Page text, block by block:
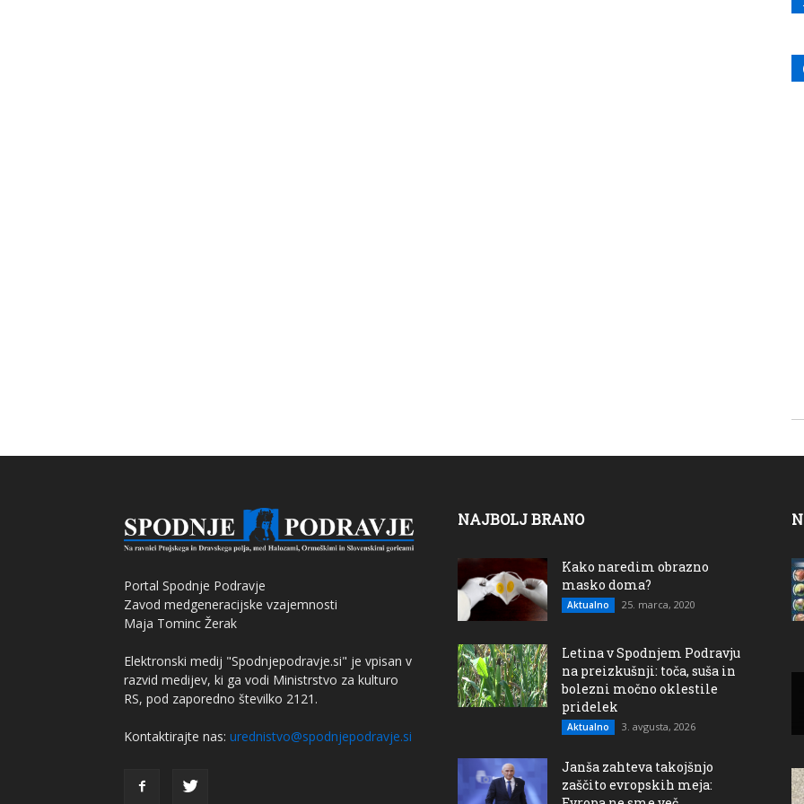
Portal Spodnje Podravje
Zavod medgeneracijske vzajemnosti
Maja Tominc Žerak
Elektronski medij "Spodnjepodravje.si" je vpisan v
razvid medijev, ki ga vodi Ministrstvo za kulturo
RS, pod zaporedno številko 2121.
Kontaktirajte nas: urednistvo@spodnjepodravje.si
NAJBOLJ BRANO
Kako naredim obrazno
masko doma?
Aktualno 25. marca, 2020
Letina v Spodnjem Podravju
na preizkušnji: toča, suša in
bolezni močno oklestile
pridelek
Aktualno 3. avgusta, 2026
Janša zahteva takojšnjo
zaščito evropskih meja: